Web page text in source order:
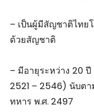
– เป็นผู้มีสัญชาติไทย
ด้วยสัญชาติ
– มีอายุระหว่าง 20
2521 – 2546) นับต
ทหาร พ.ศ. 2497